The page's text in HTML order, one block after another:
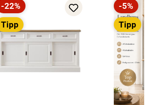
Rabatt
-22%
Tipp
Rabatt
-5%
Tipp